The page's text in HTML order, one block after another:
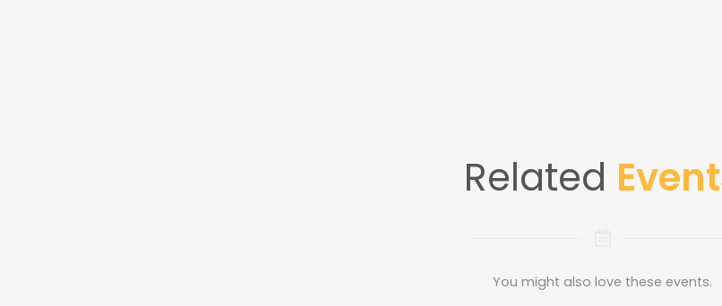
Related
You might also love these events.